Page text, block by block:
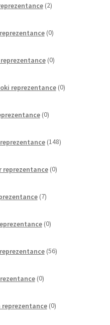
2izdelka
0izdelkov
0izdelkov
reprezentance 0izdelkov
0izdelkov
148izdelkov
reprezentance 0izdelkov
7izdelkov
0izdelkov
56izdelkov
0izdelkov
0izdelkov